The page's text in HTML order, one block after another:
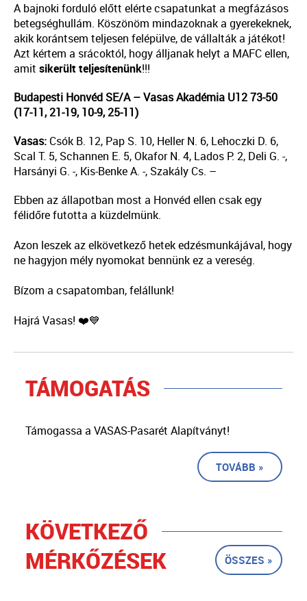
A bajnoki forduló előtt elérte csapatunkat a megfázásos
betegséghullám. Köszönöm mindazoknak a gyerekeknek,
akik korántsem teljesen felépülve, de vállalták a játékot!
Azt kértem a srácoktól, hogy álljanak helyt a MAFC ellen,
amit sikerült teljesítenünk!!!
Budapesti Honvéd SE/A – Vasas Akadémia U12 73-50
(17-11, 21-19, 10-9, 25-11)
Vasas: Csók B. 12, Pap S. 10, Heller N. 6, Lehoczki D. 6,
Scal T. 5, Schannen E. 5, Okafor N. 4, Lados P. 2, Deli G. -,
Harsányi G. -, Kis-Benke A. -, Szakály Cs. –
Ebben az állapotban most a Honvéd ellen csak egy
félidőre futotta a küzdelmünk.
Azon leszek az elkövetkező hetek edzésmunkájával, hogy
ne hagyjon mély nyomokat bennünk ez a vereség.
Bízom a csapatomban, felállunk!
Hajrá Vasas! ❤️💙
TÁMOGATÁS
Támogassa a VASAS-Pasarét Alapítványt!
TOVÁBB »
KÖVETKEZŐ
MÉRKŐZÉSEK
ÖSSZES »